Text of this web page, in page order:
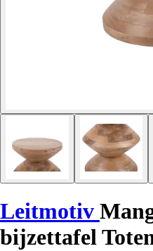
Leitmotiv
bijzettafel